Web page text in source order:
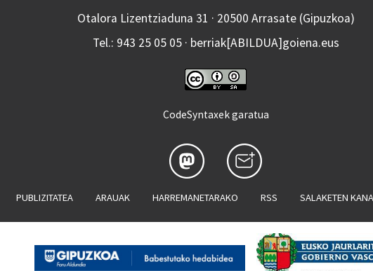
Otalora Lizentziaduna 31 · 20500 Arrasate (Gipuzkoa)
Tel.: 943 25 05 05 · berriak[ABILDUA]goiena.eus
CodeSyntaxek garatua
PUBLIZITATEA ARAUAK HARREMANETARAKO RSS SALAKETEN